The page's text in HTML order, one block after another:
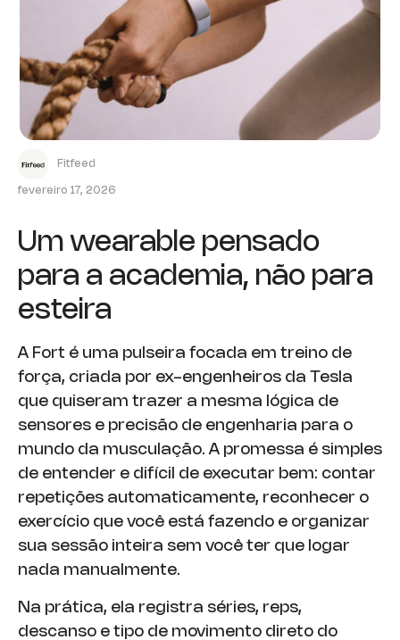
Fitfeed
fevereiro 17, 2026
Um wearable pensado
para a academia, não para
esteira
A Fort é uma pulseira focada em treino de
força, criada por ex-engenheiros da Tesla
que quiseram trazer a mesma lógica de
sensores e precisão de engenharia para o
mundo da musculação. A promessa é simples
de entender e difícil de executar bem: contar
repetições automaticamente, reconhecer o
exercício que você está fazendo e organizar
sua sessão inteira sem você ter que logar
nada manualmente.
Na prática, ela registra séries, reps,
descanso e tipo de movimento direto do